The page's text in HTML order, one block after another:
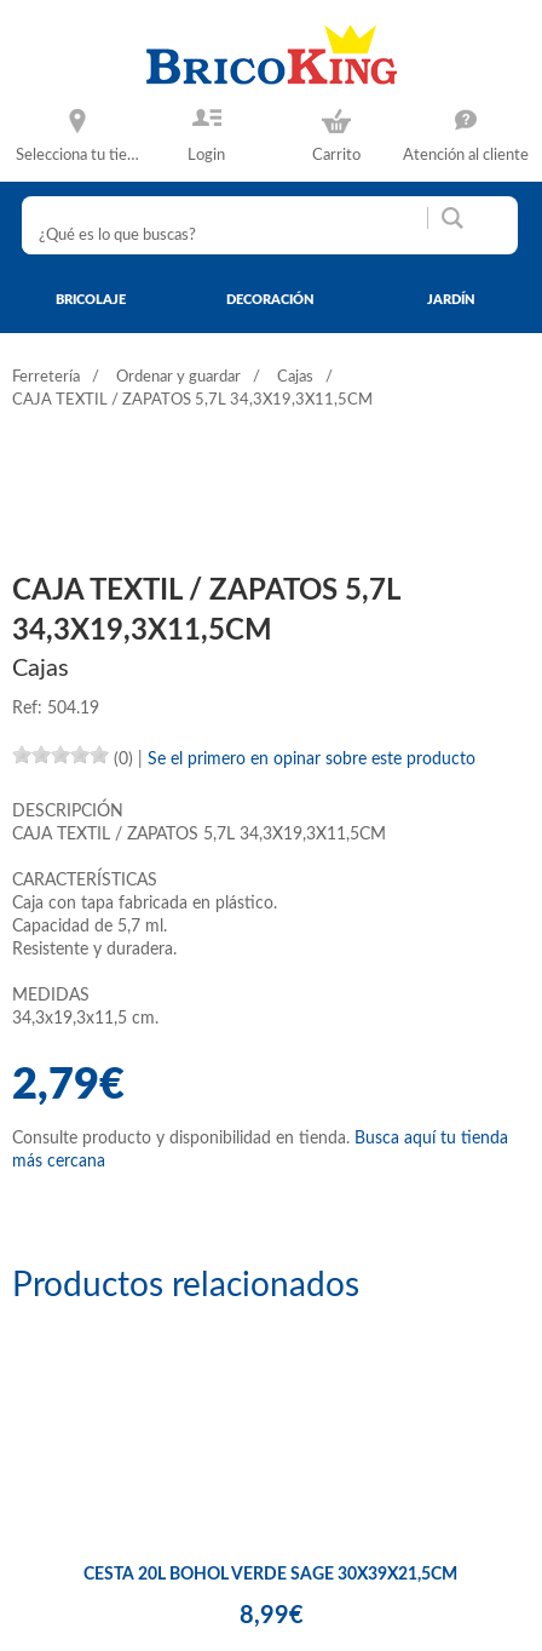
Selecciona tu tienda Login Carrito Atención al cliente
BRICOLAJE DECORACIÓN JARDÍN
Ferretería Ordenar y guardar
Cajas
CAJA TEXTIL / ZAPATOS 5,7L 34,3X19,3X11,5CM
CAJA TEXTIL / ZAPATOS 5,7L
34,3X19,3X11,5CM
Cajas
Ref: 504.19
(0) Se el primero en opinar sobre este producto
DESCRIPCIÓN
CAJA TEXTIL / ZAPATOS 5,7L 34,3X19,3X11,5CM
CARACTERÍSTICAS
Caja con tapa fabricada en plástico.
Capacidad de 5,7 ml.
Resistente y duradera.
MEDIDAS
34,3x19,3x11,5 cm.
2,79€
Consulte producto y disponibilidad en tienda. Busca aquí tu tienda
más cercana
Productos relacionados
CESTA 20L BOHOL VERDE SAGE 30X39X21,5CM
8,99€